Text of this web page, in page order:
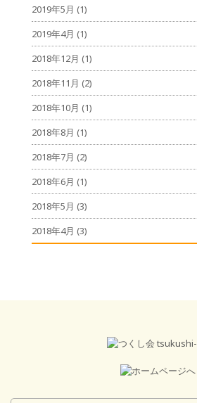
2019年5月 (1)
2019年4月 (1)
2018年12月 (1)
2018年11月 (2)
2018年10月 (1)
2018年8月 (1)
2018年7月 (2)
2018年6月 (1)
2018年5月 (3)
2018年4月 (3)